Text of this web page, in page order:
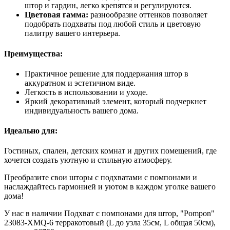
штор и гардин, легко крепятся и регулируются.
Цветовая гамма: разнообразие оттенков позволяет
подобрать подхваты под любой стиль и цветовую
палитру вашего интерьера.
Преимущества:
Практичное решение для поддержания штор в
аккуратном и эстетичном виде.
Легкость в использовании и уходе.
Яркий декоративный элемент, который подчеркнет
индивидуальность вашего дома.
Идеально для:
Гостиных, спален, детских комнат и других помещений, где
хочется создать уютную и стильную атмосферу.
Преобразите свои шторы с подхватами с помпонами и
наслаждайтесь гармонией и уютом в каждом уголке вашего
дома!
У нас в наличии Подхват с помпонами для штор, "Pompon"
23083-XMQ-6 терракотовый (L до узла 35см, L общая 50см),